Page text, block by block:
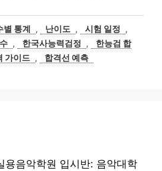
별 통계 , 난이도 , 시험 일정
,
, 한국사능력검정 ,
한능검 합
가이드 , 합격선 예측
용음악학원 입시반: 음악대학